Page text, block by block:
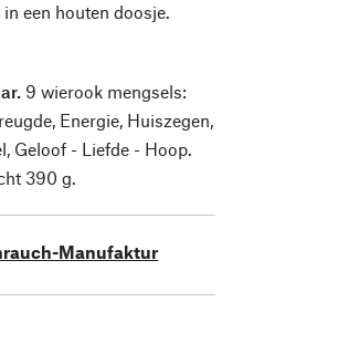
een houten doosje.
9 wierook mengsels:
Energie, Huiszegen,
Geloof - Liefde - Hoop.
390 g.
Manufaktur